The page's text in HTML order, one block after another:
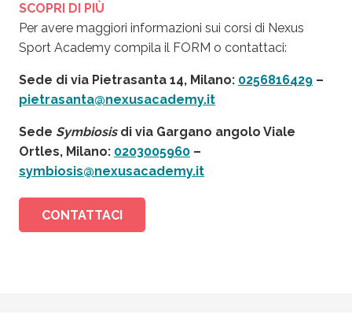
SCOPRI DI PIÙ
Per avere maggiori informazioni sui corsi di Nexus
Sport Academy compila il FORM o contattaci:
Sede di via Pietrasanta 14, Milano: 0256816429 –
pietrasanta@nexusacademy.it
Sede Symbiosisdi via Gargano angolo Viale
Ortles, Milano: 0203005960 –
symbiosis@nexusacademy.it
CONTATTACI